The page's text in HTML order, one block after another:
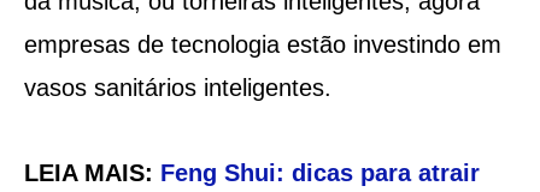
empresas de tecnologia estão investindo em
vasos sanitários inteligentes.
LEIA MAIS: Feng Shui: dicas para atrair